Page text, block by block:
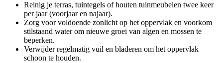
Reinig je terras, tuintegels of houten tuinmeubelen twee keer
per jaar (voorjaar en najaar).
Zorg voor voldoende zonlicht op het oppervlak en voorkom
stilstaand water om nieuwe groei van algen en mossen te
beperken.
Verwijder regelmatig vuil en bladeren om het oppervlak
schoon te houden.